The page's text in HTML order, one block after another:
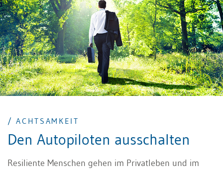
/ ACHTSAMKEIT
Den Autopiloten ausschalten
Resiliente Menschen gehen im Privatleben und im